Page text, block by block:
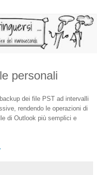
personali
dei file PST ad intervalli
rendendo le operazioni di
di Outlook più semplici e